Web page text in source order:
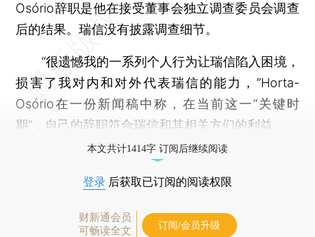
Osório辞职是他在接受董事会独立调查委员会调查
后的结果。瑞信没有披露调查细节。
“很遗憾我的一系列个人行为让瑞信陷入困境，
损害了我对内和对外代表瑞信的能力，”Horta-
Osório在一份新闻稿中称，在当前这一“关键时
期”，自己的辞职符合瑞信和其相关方们的利益。
本文共计1414字 订阅后继续阅读
登录 后获取已订阅的阅读权限
财新通会员
可畅读全文
订阅/会员升级